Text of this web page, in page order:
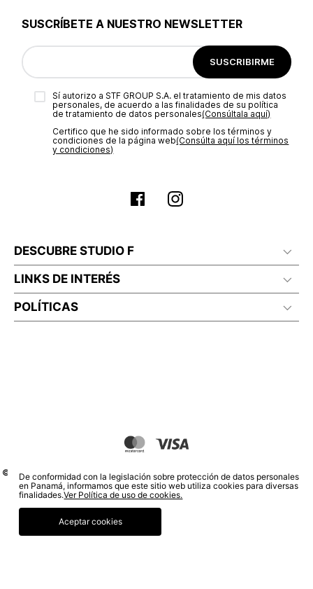
SUSCRÍBETE A NUESTRO NEWSLETTER
SUSCRIBIRME
Sí autorizo a STF GROUP S.A. el tratamiento de mis datos
personales, de acuerdo a las finalidades de su política
de tratamiento de datos personales‎(Consúltala aquí)
Certifico que he sido informado sobre los términos y
condiciones de la página web‎(Consúlta aquí los términos
y condiciones)
DESCUBRE STUDIO F
LINKS DE INTERÉS
POLÍTICAS
© COPYRIGHT 2020 STF GROUP S.A. TODOS LOS DERECHOS RESERVADOS.
De conformidad con la legislación sobre protección de datos personales
en Panamá, informamos que este sitio web utiliza cookies para diversas
finalidades.Ver Política de uso de cookies.
Aceptar cookies